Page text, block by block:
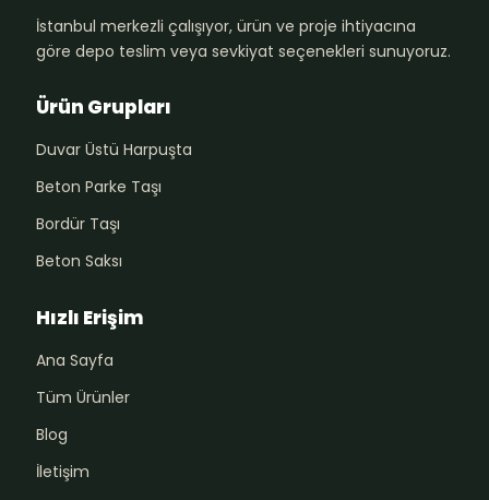
İstanbul merkezli çalışıyor, ürün ve proje ihtiyacına
göre depo teslim veya sevkiyat seçenekleri sunuyoruz.
Ürün Grupları
Duvar Üstü Harpuşta
Beton Parke Taşı
Bordür Taşı
Beton Saksı
Hızlı Erişim
Ana Sayfa
Tüm Ürünler
Blog
İletişim